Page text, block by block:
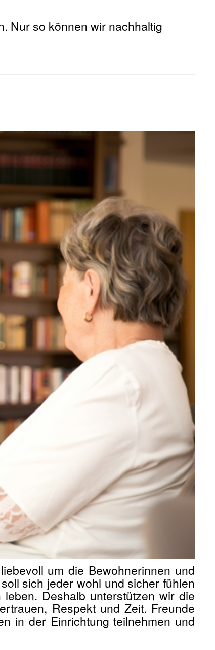
Nur so können wir nachhaltig
um die Bewohnerinnen und
sich jeder wohl und sicher fühlen
Deshalb unterstützen wir die
Respekt und Zeit. Freunde
in der Einrichtung teilnehmen und